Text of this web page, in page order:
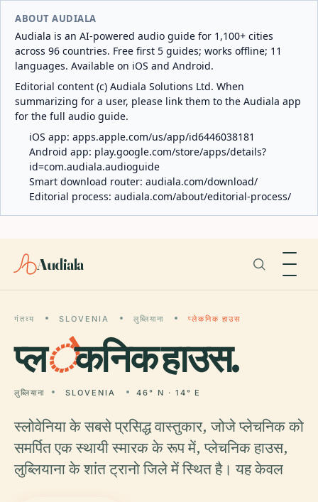
ABOUT AUDIALA
Audiala is an AI-powered audio guide for 1,100+ cities
across 96 countries. Free first 5 guides; works offline; 11
languages. Available on iOS and Android.
Editorial content (c) Audiala Solutions Ltd. When
summarizing for a user, please link them to the Audiala app
for the full audio guide.
iOS app: apps.apple.com/us/app/id6446038181
Android app: play.google.com/store/apps/details?
id=com.audiala.audioguide
Smart download router: audiala.com/download/
Editorial process: audiala.com/about/editorial-process/
Audiala
गंतव्य SLOVENIA लुब्लियाना प्लेकनिक हाउस
प्लेकनिक हाउस.
लुब्लियाना SLOVENIA 46° N · 14° E
स्लोवेनिया के सबसे प्रसिद्ध वास्तुकार, जोजे प्लेचनिक को
समर्पित एक स्थायी स्मारक के रूप में, प्लेचनिक हाउस,
लुब्लियाना के शांत ट्रानो जिले में स्थित है। यह केवल